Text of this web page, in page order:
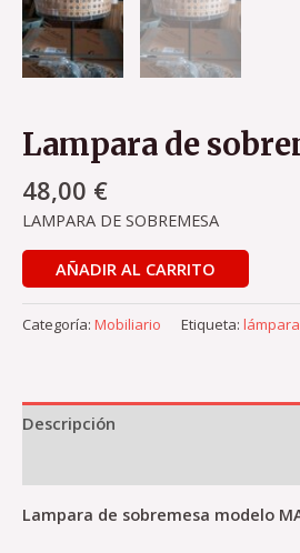
Lampara de
48,00 €
LAMPARA DE SOBREMESA
AÑADIR AL CARRITO
Categoría: Mobiliario Etiqueta:
Descripción
Lampara de sobremesa modelo